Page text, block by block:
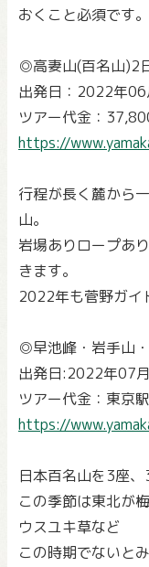
おくこと必須です。
◎高妻山(百名山)2
出発日：2022年
ツアー代金：
https://
行程が長く麓から
山。
岩場ありロープあ
きます。
2022年も菅野ガイ
◎早池峰・岩手山
出発日:2022年07
ツアー代金：東
https://
日本百名山を3座、
この季節は東北が
ウスユキ草など
この時期でないと